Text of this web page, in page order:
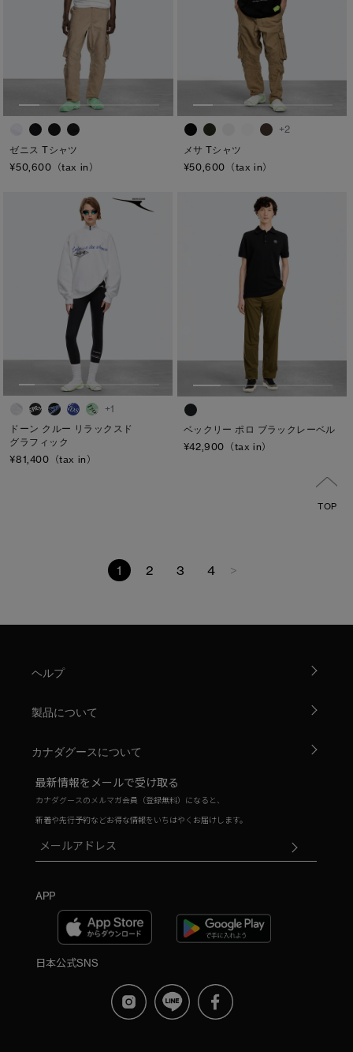
ゼニス Tシャツ
¥50,600（tax in）
+2
メサ Tシャツ
¥50,600（tax in）
+1
ドーン クルー リラックスド
グラフィック
¥81,400（tax in）
ベックリー ポロ ブラックレーベル
¥42,900（tax in）
TOP
1 2 3 4 >
ヘルプ
製品について
カナダグースについて
最新情報をメールで受け取る
カナダグースのメルマガ会員（登録無料）になると、
新着や先行予約などお得な情報をいちはやくお届けします。
APP
日本公式SNS